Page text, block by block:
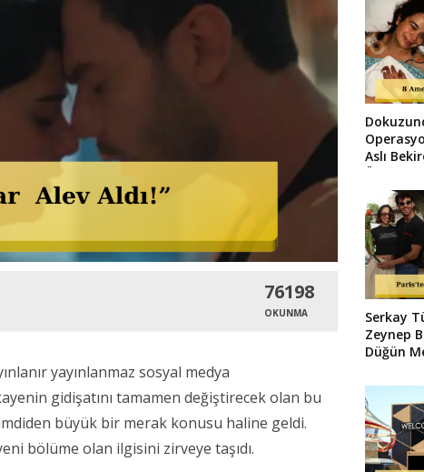
76198
OKUNMA
yayınlanmaz sosyal medya
gidişatını tamamen değiştirecek olan bu
büyük bir merak konusu haline geldi.
bölüme olan ilgisini zirveye taşıdı.
Aslı
Üzen
Serkay
Zeynep
Düğün